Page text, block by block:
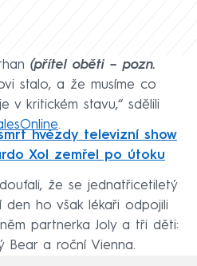
(přítel oběti – pozn.
stalo, a že musíme co
v kritickém stavu,“ sdělili
.
hvězdy televizní show
Xol zemřel po útoku
že se jednatřicetiletý
den ho však lékaři odpojili
partnerka Joly a tři děti:
Bear a roční Vienna.